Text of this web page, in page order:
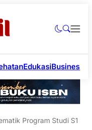
EdukasiBusiness
Program Studi S1